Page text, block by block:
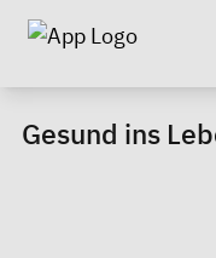
Gesund ins